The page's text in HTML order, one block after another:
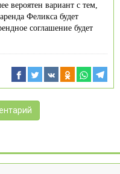
вероятен вариант с тем,
Феликса будет
соглашение будет